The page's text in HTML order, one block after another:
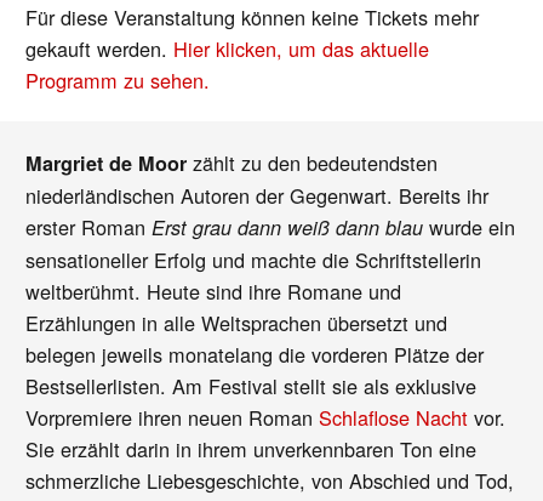
Für diese Veranstaltung können keine Tickets mehr
gekauft werden. Hier klicken, um das aktuelle
Programm zu sehen.
Margriet de Moor zählt zu den bedeutendsten
niederländischen Autoren der Gegenwart. Bereits ihr
erster RomanErst grau dann weiß dann blau wurde ein
sensationeller Erfolg und machte die Schriftstellerin
weltberühmt. Heute sind ihre Romane und
Erzählungen in alle Weltsprachen übersetzt und
belegen jeweils monatelang die vorderen Plätze der
Bestsellerlisten. Am Festival stellt sie als exklusive
Vorpremiere ihren neuen RomanSchlaflose Nacht vor.
Sie erzählt darin in ihrem unverkennbaren Ton eine
schmerzliche Liebesgeschichte, von Abschied und Tod,